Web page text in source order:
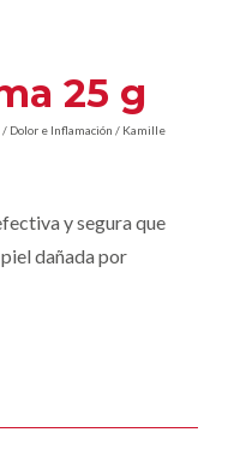
25 g
/ Dolor e Inflamación / Kamille
y segura que
dañada por